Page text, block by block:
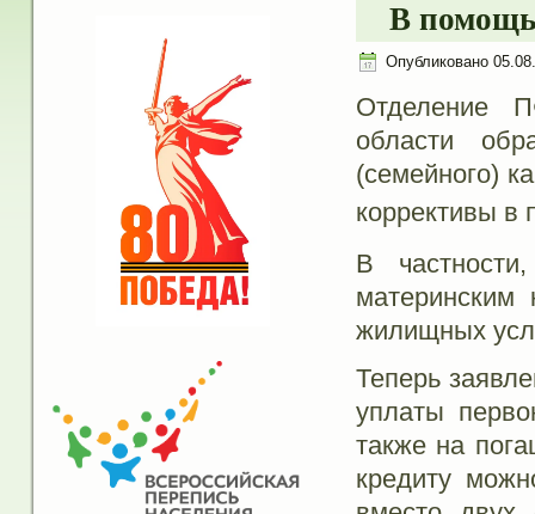
В помощь
Опубликовано
Отделение
области
(семейного)
коррективы в
В
материнским
жилищных
Теперь
уплаты
также на
кредиту